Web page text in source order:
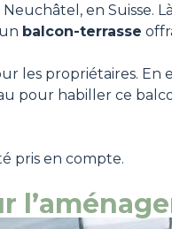
en Suisse.
balcon-terrasse
les propriétaires. En
pour habiller ce
pris en compte.